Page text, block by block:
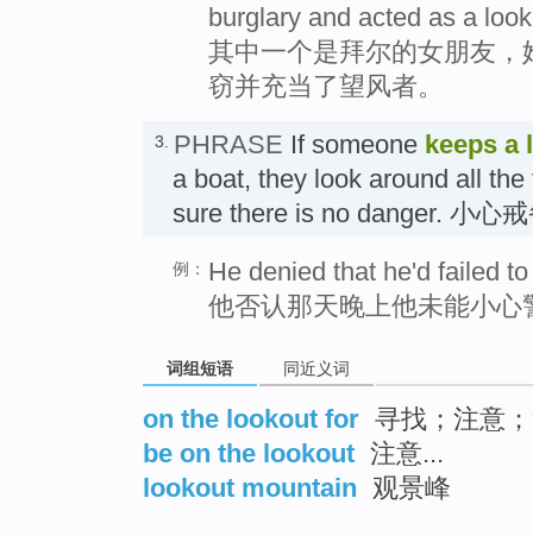
burglary and acted as a
其中一个是拜尔的女朋友
窃并充当了望风者。
3. PHRASE If someone keeps a
a boat, they look around all
sure there is no danger. 小心
例： He denied that he'd failed
他否认那天晚上他未能小心
词组短语 同近义词
on the lookout for 寻找；注意
be on the lookout 注意...
lookout mountain 观景峰